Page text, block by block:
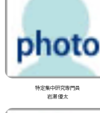
特定集中研究専門員
岩瀬 優太